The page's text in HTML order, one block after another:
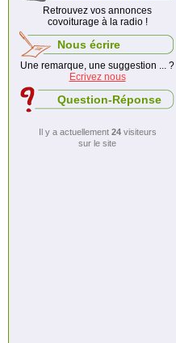
Retrouvez vos annonces
covoiturage à la radio !
Nous écrire
Une remarque, une suggestion ... ?
Ecrivez nous
Question-Réponse
Il y a actuellement 24visiteurs
sur le site